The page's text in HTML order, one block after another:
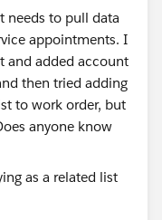
needs to pull data
appointments. I
and added account
then tried adding
to work order, but
anyone know